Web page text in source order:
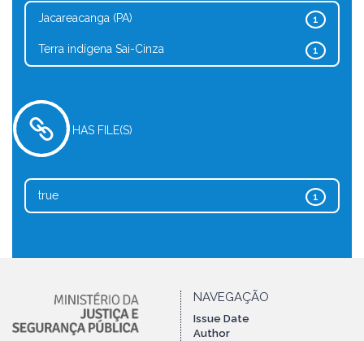
1
Jacareacanga (PA)
1
Terra indígena Sai-Cinza
HAS FILE(S)
1
true
NAVEGAÇÃO
Issue Date
Author